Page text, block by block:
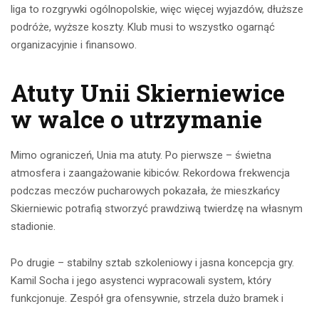
liga to rozgrywki ogólnopolskie, więc więcej wyjazdów, dłuższe
podróże, wyższe koszty. Klub musi to wszystko ogarnąć
organizacyjnie i finansowo.
Atuty Unii Skierniewice
w walce o utrzymanie
Mimo ograniczeń, Unia ma atuty. Po pierwsze – świetna
atmosfera i zaangażowanie kibiców. Rekordowa frekwencja
podczas meczów pucharowych pokazała, że mieszkańcy
Skierniewic potrafią stworzyć prawdziwą twierdzę na własnym
stadionie.
Po drugie – stabilny sztab szkoleniowy i jasna koncepcja gry.
Kamil Socha i jego asystenci wypracowali system, który
funkcjonuje. Zespół gra ofensywnie, strzela dużo bramek i